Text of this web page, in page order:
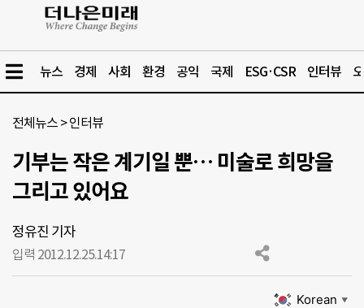
뉴스 경제 사회 환경 공익 국제 ESG·CSR 인터뷰
전체뉴스 >인터뷰
기부는 작은 계기일 뿐… 미술로 희망을
그리고 있어요
정유진 기자
입력 2012.12.25.14:17
Korean ▼